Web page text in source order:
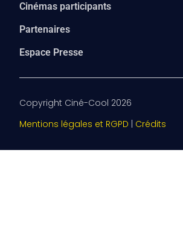
Cinémas participants
Partenaires
Espace Presse
Copyright Ciné-Cool 2026
Mentions légales et RGPD
Crédits